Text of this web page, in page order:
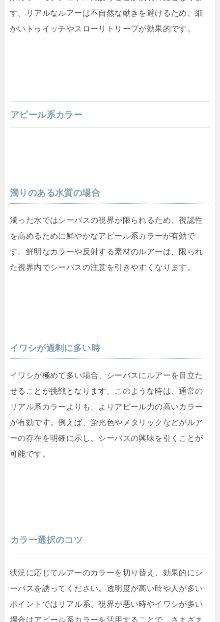
す。リアルなルアーは不自然な動きを避けるため、細
かいトゥイッチやスローリトリーブが効果的です。
アピール系カラー
濁りのある水質の場合
濁った水ではシーバスの視界が限られるため、視認性
を高めるために鮮やかなアピール系カラーが有効で
す。鮮明なカラーや反射する素材のルアーは、限られ
た視界内でシーバスの注意を引きやすくなります。
イワシが過剰に多い時
イワシが極めて多い場合、シーバスにルアーを目立た
せることが挑戦となります。このような時は、通常の
リアル系カラーよりも、よりアピール力の高いカラー
が有効です。例えば、蛍光色やメタリックなどがルア
ーの存在を明確に示し、シーバスの興味を引くことが
可能です。
カラー選択のコツ
状況に応じてルアーのカラーを切り替え、効果的にシ
ーバスを誘ってください。透明度が高い時や人が多い
ポイントではリアル系、視界が悪い時やイワシが多い
場合はアピール系カラーを活用することで、さまざま